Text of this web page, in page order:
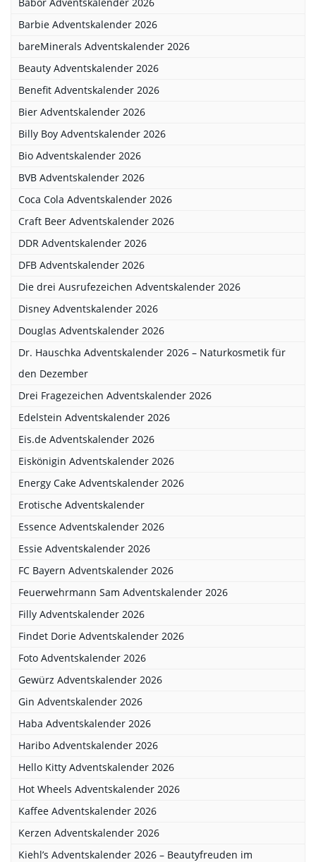
Barbie Adventskalender 2026
bareMinerals Adventskalender 2026
Beauty Adventskalender 2026
Benefit Adventskalender 2026
Bier Adventskalender 2026
Billy Boy Adventskalender 2026
Bio Adventskalender 2026
BVB Adventskalender 2026
Coca Cola Adventskalender 2026
Craft Beer Adventskalender 2026
DDR Adventskalender 2026
DFB Adventskalender 2026
Die drei Ausrufezeichen Adventskalender 2026
Disney Adventskalender 2026
Douglas Adventskalender 2026
Dr. Hauschka Adventskalender 2026 – Naturkosmetik für
den Dezember
Drei Fragezeichen Adventskalender 2026
Edelstein Adventskalender 2026
Eis.de Adventskalender 2026
Eiskönigin Adventskalender 2026
Energy Cake Adventskalender 2026
Erotische Adventskalender
Essence Adventskalender 2026
Essie Adventskalender 2026
FC Bayern Adventskalender 2026
Feuerwehrmann Sam Adventskalender 2026
Filly Adventskalender 2026
Findet Dorie Adventskalender 2026
Foto Adventskalender 2026
Gewürz Adventskalender 2026
Gin Adventskalender 2026
Haba Adventskalender 2026
Haribo Adventskalender 2026
Hello Kitty Adventskalender 2026
Hot Wheels Adventskalender 2026
Kaffee Adventskalender 2026
Kerzen Adventskalender 2026
Kiehl’s Adventskalender 2026 – Beautyfreuden im